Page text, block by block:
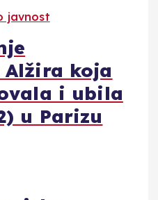
javnost
koja
i ubila
u Parizu